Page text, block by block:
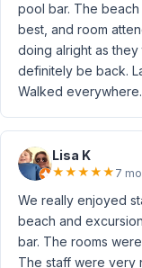
pool bar. The
best, and room
doing alright as they
definitely be back.
Walked everywhere.
Lisa K
★★★★★ 7
We really enjoyed
beach and
bar. The rooms
The staff were very